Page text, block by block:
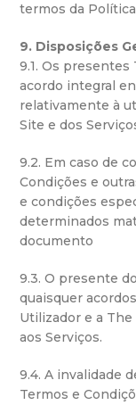
termos da
9. Disposições
9.1. Os
acordo integral
relativamente à
Site e dos
9.2. Em caso de
Condições e
e condições
determinados
documento
9.3. O presente
quaisquer
Utilizador e a
aos Serviços.
9.4. A invalidade
Termos e